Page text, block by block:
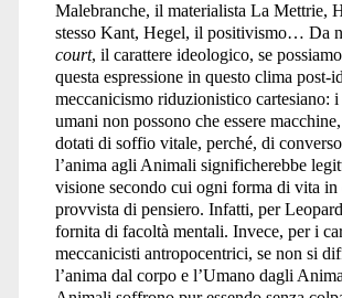
Malebranche, il materialista La Mettrie,
stesso Kant, Hegel, il positivismo… Da
court, il carattere ideologico, se
questa espressione in questo clima post-
meccanicismo riduzionistico cartesiano:
umani non possono che essere
dotati di soffio vitale, perché, di
l’anima agli Animali significherebbe
visione secondo cui ogni forma di vita in
provvista di pensiero. Infatti, per
fornita di facoltà mentali. Invece, per i
meccanicisti antropocentrici, se non si
l’anima dal corpo e l’Umano dagli